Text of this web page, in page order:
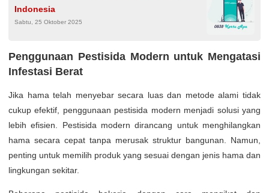
Indonesia
Sabtu, 25 Oktober 2025
Penggunaan Pestisida Modern untuk Mengatasi
Infestasi Berat
Jika hama telah menyebar secara luas dan metode alami tidak
cukup efektif, penggunaan pestisida modern menjadi solusi yang
lebih efisien. Pestisida modern dirancang untuk menghilangkan
hama secara cepat tanpa merusak struktur bangunan. Namun,
penting untuk memilih produk yang sesuai dengan jenis hama dan
lingkungan sekitar.